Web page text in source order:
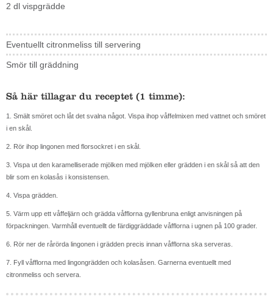
2 dl vispgrädde
Eventuellt citronmeliss till servering
Smör till gräddning
Så här tillagar du receptet (1 timme):
1. Smält smöret och låt det svalna något. Vispa ihop våffelmixen med vattnet och smöret
i en skål.
2. Rör ihop lingonen med florsockret i en skål.
3. Vispa ut den karamelliserade mjölken med mjölken eller grädden i en skål så att den
blir som en kolasås i konsistensen.
4. Vispa grädden.
5. Värm upp ett våffeljärn och grädda våfflorna gyllenbruna enligt anvisningen på
förpackningen. Varmhåll eventuellt de färdiggräddade våfflorna i ugnen på 100 grader.
6. Rör ner de rårörda lingonen i grädden precis innan våfflorna ska serveras.
7. Fyll våfflorna med lingongrädden och kolasåsen. Garnerna eventuellt med
citronmeliss och servera.